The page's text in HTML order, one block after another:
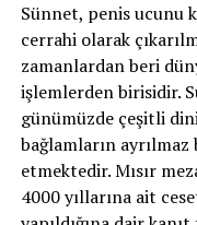
Sünnet, penis ucunu
cerrahi olarak
zamanlardan beri
işlemlerden birisidir.
günümüzde çeşitli
bağlamların
etmektedir. Mısır
4000 yıllarına ait